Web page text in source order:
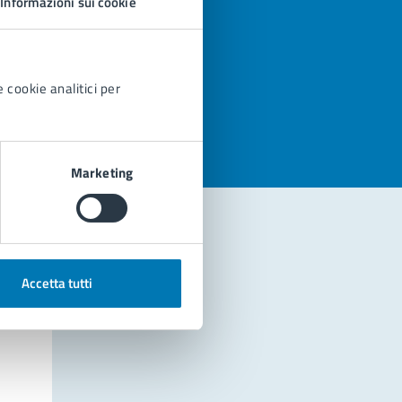
cookie analitici per
Marketing
Accetta tutti